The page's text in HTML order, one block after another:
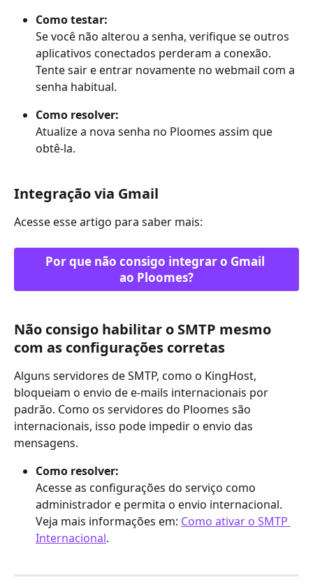
Como testar:
Se você não alterou a senha, verifique se outros
aplicativos conectados perderam a conexão.
Tente sair e entrar novamente no webmail com a
senha habitual.
Como resolver:
Atualize a nova senha no Ploomes assim que
obtê-la.
Integração via Gmail
Acesse esse artigo para saber mais:
Por que não consigo integrar o Gmail
ao Ploomes?
Não consigo habilitar o SMTP mesmo
com as configurações corretas
Alguns servidores de SMTP, como o KingHost,
bloqueiam o envio de e-mails internacionais por
padrão. Como os servidores do Ploomes são
internacionais, isso pode impedir o envio das
mensagens.
Como resolver:
Acesse as configurações do serviço como
administrador e permita o envio internacional.
Veja mais informações em: Como ativar o SMTP
Internacional.